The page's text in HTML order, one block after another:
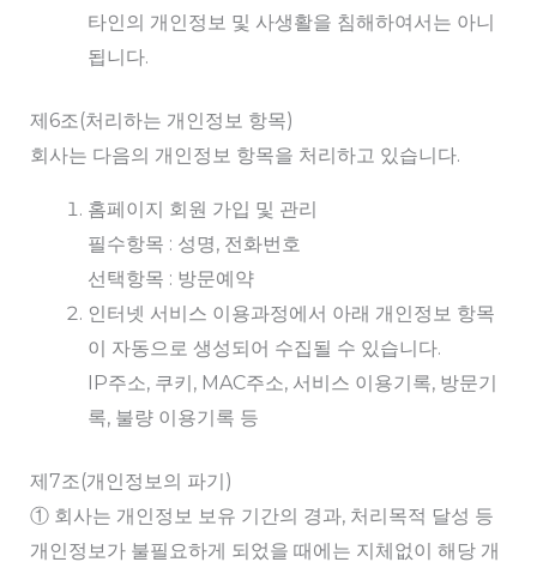
타인의 개인정보 및 사생활을 침해하여서는 아니
됩니다.
제6조(처리하는 개인정보 항목)
회사는 다음의 개인정보 항목을 처리하고 있습니다.
홈페이지 회원 가입 및 관리
필수항목 : 성명, 전화번호
선택항목 : 방문예약
인터넷 서비스 이용과정에서 아래 개인정보 항목
이 자동으로 생성되어 수집될 수 있습니다.
IP주소, 쿠키, MAC주소, 서비스 이용기록, 방문기
록, 불량 이용기록 등
제7조(개인정보의 파기)
① 회사는 개인정보 보유 기간의 경과, 처리목적 달성 등
개인정보가 불필요하게 되었을 때에는 지체없이 해당 개